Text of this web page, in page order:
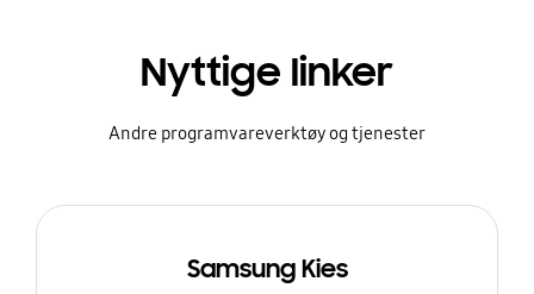
Nyttige linker
Andre programvareverktøy og tjenester
Samsung Kies